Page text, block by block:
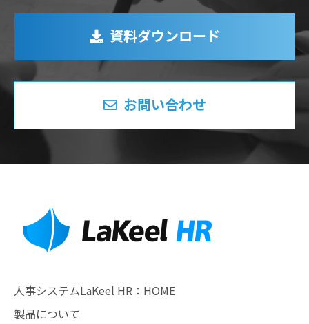
資料ダウンロード
お問い合わせ
人事システムLaKeel HR：HOME
製品について